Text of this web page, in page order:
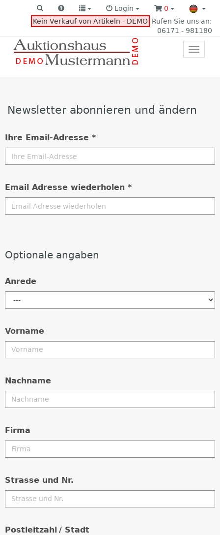
Login
0
Kein Verkauf von Artikeln - DEMO Rufen Sie uns an:
06171 - 981180
Toggle
Newsletter abonnieren und ändern
Ihre Email-Adresse *
Email Adresse wiederholen *
Optionale angaben
Anrede
Vorname
Nachname
Firma
Strasse und Nr.
Postleitzahl / Stadt